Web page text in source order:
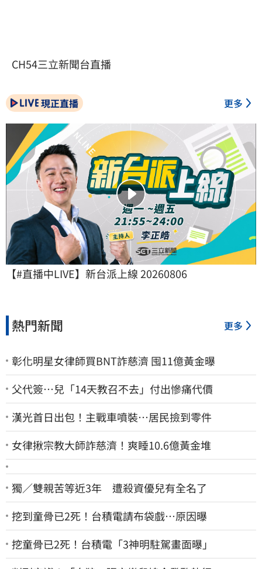
CH54三立新聞台直播
現正直播 更多
【#直播中LIVE】新台派上線 20260806
熱門新聞 更多
彰化明星女律師買BNT詐慈濟 囤11億黃金曝
父代簽…兒「14天教召不去」付出慘痛代價
漢光首日出包！主戰車噴裝…居民撿到零件
女律揪宗教大師詐慈濟！爽睡10.6億黃金堆
獨／雙親苦等近3年 遭殺資優兒有全名了
挖到童骨已2死！台積電請布袋戲…原因曝
挖童骨已2死！台積電「3神明駐駕畫面曝」